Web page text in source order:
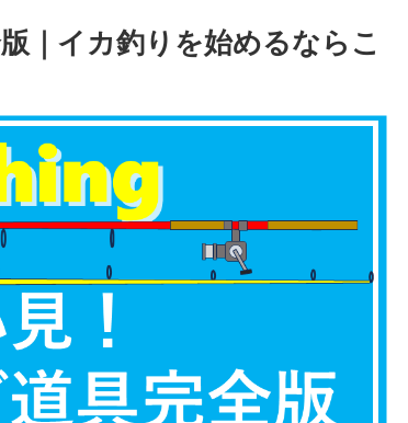
｜イカ釣りを始めるならこ